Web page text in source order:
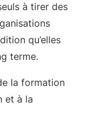
à tirer des
qu’elles
terme.
la formation
et à la